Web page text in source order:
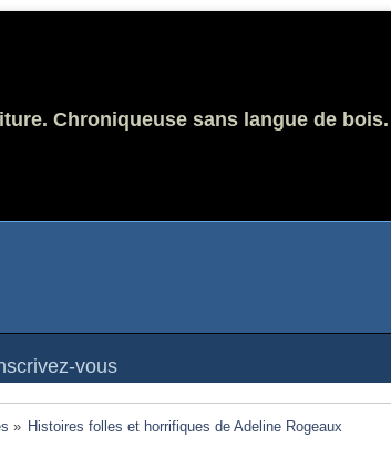
Chroniqueuse sans langue de
vous
» Histoires folles et horrifiques de Adeline Rogeaux